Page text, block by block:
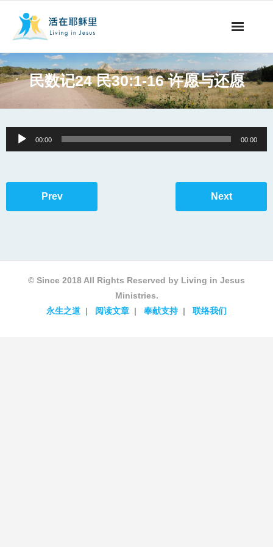
事工概要
阅读文章
民数记24 民30:1-16 许愿与还愿
Audio
Player
00:00 00:00
Prev Next
© Since 2018 All Rights Reserved by Living in Jesus
Ministries.
永生之道
阅读文章 奉献支持 联络我们